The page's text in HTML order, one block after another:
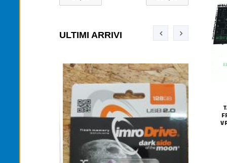
ULTIMI ARRIVI